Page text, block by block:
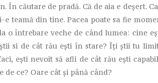
În căutare de pradă. Că de aia e deșert.
e teamă din tine. Pacea poate sa fie
o întrebare veche de când lumea: cine
si de cât rău ești în stare? Îți știi tu
ești nevoit să afli de cât rău ești
de ce? Oare cât și până când?